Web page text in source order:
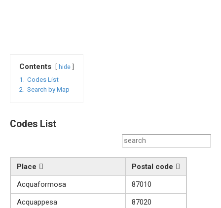
Contents hide
1.
Codes List
2.
Search by Map
Codes List
Place
Postal code
Acquaformosa
87010
Acquappesa
87020